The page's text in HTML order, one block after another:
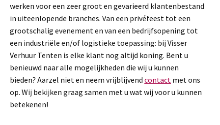
werken voor een zeer groot en gevarieerd klantenbestand
in uiteenlopende branches. Van een privéfeest tot een
grootschalig evenement en van een bedrijfsopening tot
een industriële en/of logistieke toepassing: bij Visser
Verhuur Tenten is elke klant nog altijd koning. Bent u
benieuwd naar alle mogelijkheden die wij u kunnen
bieden? Aarzel niet en neem vrijblijvend contact met ons
op. Wij bekijken graag samen met u wat wij voor u kunnen
betekenen!